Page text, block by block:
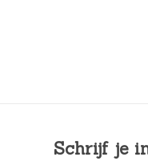
Schrijf je